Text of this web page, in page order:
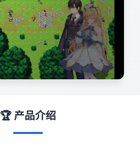
🏆 产品介绍